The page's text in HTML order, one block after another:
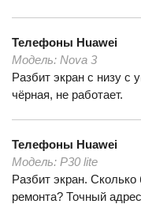
Телефоны Huawei
Модель: Nova 3
Разбит экран с низу с
чёрная, не работает.
Телефоны Huawei
Модель: P30 lite
Разбит экран.
ремонта? Точный